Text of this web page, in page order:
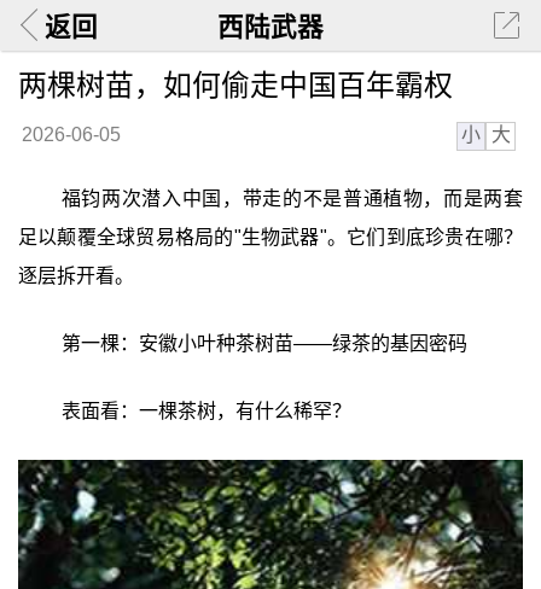
返回 西陆武器
两棵树苗，如何偷走中国百年霸权
2026-06-05 小 大
福钧两次潜入中国，带走的不是普通植物，而是两套
足以颠覆全球贸易格局的"生物武器"。它们到底珍贵在哪？
逐层拆开看。
第一棵：安徽小叶种茶树苗——绿茶的基因密码
表面看：一棵茶树，有什么稀罕？